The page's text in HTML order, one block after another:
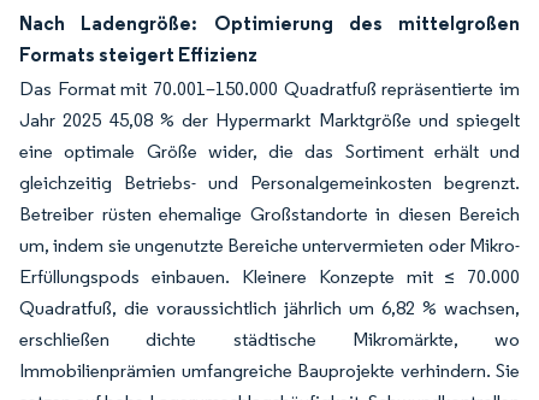
Nach Ladengröße: Optimierung des mittelgroßen
Formats steigert Effizienz
Das Format mit 70.001–150.000 Quadratfuß repräsentierte im
Jahr 2025 45,08 % der Hypermarkt Marktgröße und spiegelt
eine optimale Größe wider, die das Sortiment erhält und
gleichzeitig Betriebs- und Personalgemeinkosten begrenzt.
Betreiber rüsten ehemalige Großstandorte in diesen Bereich
um, indem sie ungenutzte Bereiche untervermieten oder Mikro-
Erfüllungspods einbauen. Kleinere Konzepte mit ≤ 70.000
Quadratfuß, die voraussichtlich jährlich um 6,82 % wachsen,
erschließen dichte städtische Mikromärkte, wo
Immobilienprämien umfangreiche Bauprojekte verhindern. Sie